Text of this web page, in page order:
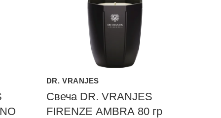
DR. VRANJES
Свеча DR. VRANJES
FIRENZE АМВRА 80 гр